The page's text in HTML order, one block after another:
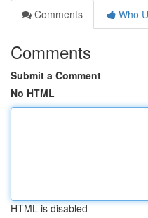
Comments
Who
Comments
Submit a Comment
No HTML
HTML is disabled